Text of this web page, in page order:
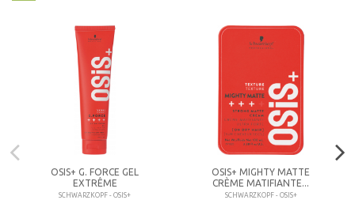
OSIS+ G. FORCE GEL
EXTRÊME
SCHWARZKOPF - OSIS+
OSIS+ MIGHTY MATTE
CRÈME MATIFIANTE...
SCHWARZKOPF - OSIS+